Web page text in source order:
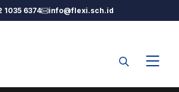
1035 6374 info@flexi.sch.id